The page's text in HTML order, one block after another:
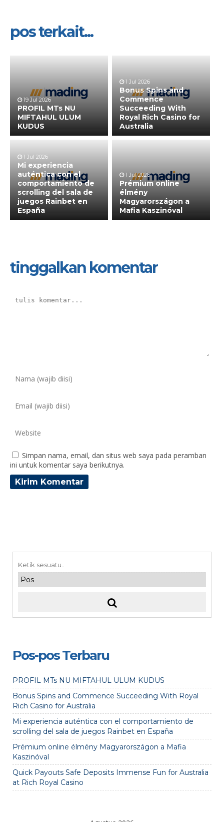
pos terkait...
19 Jul 2026
PROFIL MTs NU
MIFTAHUL ULUM
KUDUS
1 Jul 2026
Bonus Spins and
Commence
Succeeding With
Royal Rich Casino for
Australia
1 Jul 2026
Mi experiencia
auténtica con el
comportamiento de
scrolling del sala de
juegos Rainbet en
España
1 Jul 2026
Prémium online
élmény
Magyarországon a
Mafia Kaszinóval
tinggalkan komentar
Simpan nama, email, dan situs web saya pada peramban
ini untuk komentar saya berikutnya.
Pos-pos Terbaru
PROFIL MTs NU MIFTAHUL ULUM KUDUS
Bonus Spins and Commence Succeeding With Royal
Rich Casino for Australia
Mi experiencia auténtica con el comportamiento de
scrolling del sala de juegos Rainbet en España
Prémium online élmény Magyarországon a Mafia
Kaszinóval
Quick Payouts Safe Deposits Immense Fun for Australia
at Rich Royal Casino